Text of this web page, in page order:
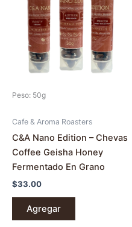
Peso: 50g
Cafe & Aroma Roasters
C&A Nano Edition – Chevas
Coffee Geisha Honey
Fermentado En Grano
$33.00
Agregar